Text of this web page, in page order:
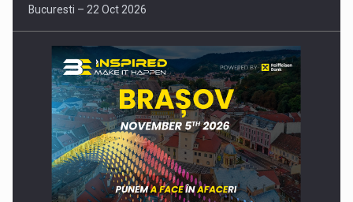
Bucuresti – 22 Oct 2026